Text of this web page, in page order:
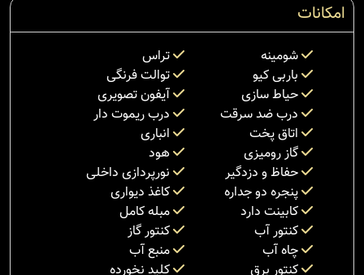
امکانات
شومینه
تراس
باربی کیو
توالت فرنگی
حیاط سازی
آیفون تصویری
درب ضد سرقت
درب ریموت دار
اتاق پخت
انباری
گاز رومیزی
هود
حفاظ و دزدگیر
نورپردازی داخلی
پنجره دو جداره
کاغذ دیواری
کابینت دارد
مبله کامل
کنتور آب
کنتور گاز
چاه آب
منبع آب
کنتور برق
کلید نخورده